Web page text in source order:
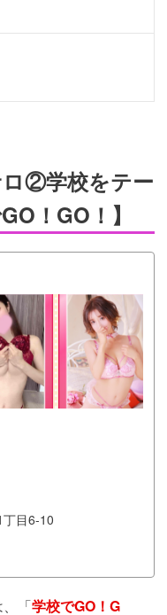
②学校をテー
！GO！】
目6-10
「学校でGO！G